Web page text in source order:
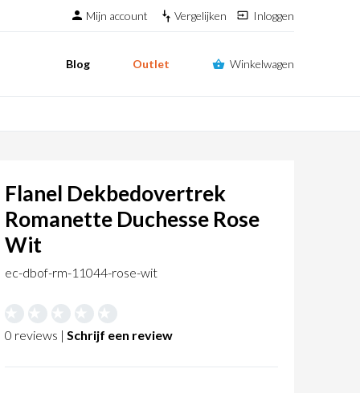
Mijn account Vergelijken Inloggen
Blog Outlet Winkelwagen
Flanel Dekbedovertrek
Romanette Duchesse Rose
Wit
ec-dbof-rm-11044-rose-wit
0 reviews | Schrijf een review